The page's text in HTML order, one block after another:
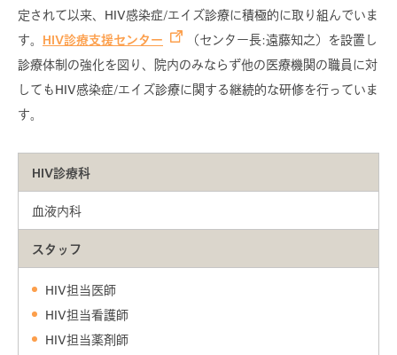
一般の皆さまへ
for general
受診される方へ
歯科治療について
血友病薬害被害者の方へ
定されて以来、HIV感染症/エイズ診療に積極的に取り組んでいま
す。 HIV診療支援センター
（センター長:遠藤知之）を設置し
診療体制の強化を図り、院内のみならず他の医療機関の職員に対
してもHIV感染症/エイズ診療に関する継続的な研修を行っていま
す。
HIV診療科
血液内科
スタッフ
HIV担当医師
HIV担当看護師
HIV担当薬剤師